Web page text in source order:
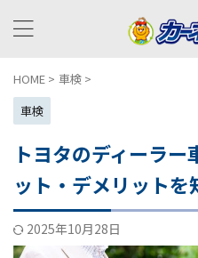
HOME > 車検 >
車検
トヨタのディーラ
ット・デメリットを
2025年10月28日